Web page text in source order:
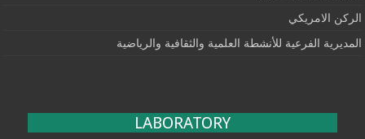
الركن الامريكي
المديرية الفرعية للأنشطة العلمية والثقافية والرياضية
LABORATORY